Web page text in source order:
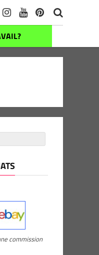
commission